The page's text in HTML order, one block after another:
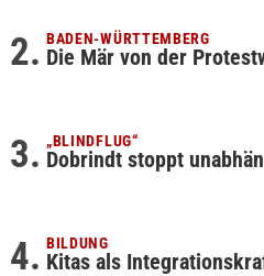
BADEN-WÜRTTEMBERG
Die Mär von der
„BLINDFLUG“
Dobrindt stoppt
BILDUNG
Kitas als